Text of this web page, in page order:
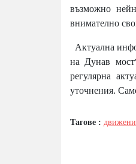
възможно
внимателно
Актуална
на Дунав
регулярна
уточнения.
Тагове :